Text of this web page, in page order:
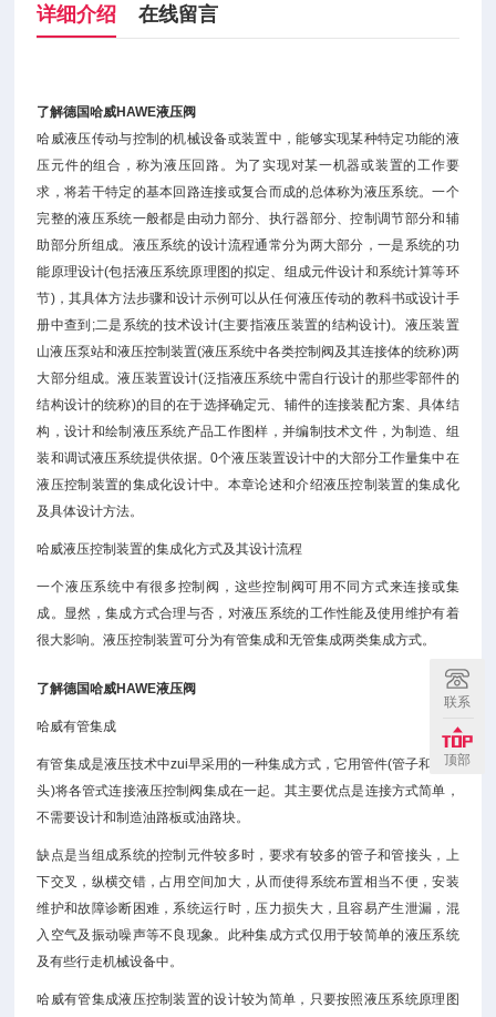
详细介绍 在线留言
了解德国哈威HAWE液压阀
哈威液压传动与控制的机械设备或装置中，能够实现某种特定功能的液
压元件的组合，称为液压回路。为了实现对某一机器或装置的工作要
求，将若干特定的基本回路连接或复合而成的总体称为液压系统。一个
完整的液压系统一般都是由动力部分、执行器部分、控制调节部分和辅
助部分所组成。液压系统的设计流程通常分为两大部分，一是系统的功
能原理设计(包括液压系统原理图的拟定、组成元件设计和系统计算等环
节)，其具体方法步骤和设计示例可以从任何液压传动的教科书或设计手
册中查到;二是系统的技术设计(主要指液压装置的结构设计)。液压装置
山液压泵站和液压控制装置(液压系统中各类控制阀及其连接体的统称)两
大部分组成。液压装置设计(泛指液压系统中需自行设计的那些零部件的
结构设计的统称)的目的在于选择确定元、辅件的连接装配方案、具体结
构，设计和绘制液压系统产品工作图样，并编制技术文件，为制造、组
装和调试液压系统提供依据。0个液压装置设计中的大部分工作量集中在
液压控制装置的集成化设计中。本章论述和介绍液压控制装置的集成化
及具体设计方法。
哈威液压控制装置的集成化方式及其设计流程
一个液压系统中有很多控制阀，这些控制阀可用不同方式来连接或集
成。显然，集成方式合理与否，对液压系统的工作性能及使用维护有着
很大影响。液压控制装置可分为有管集成和无管集成两类集成方式。
了解德国哈威HAWE液压阀
哈威有管集成
有管集成是液压技术中zui早采用的一种集成方式，它用管件(管子和管接
头)将各管式连接液压控制阀集成在一起。其主要优点是连接方式简单，
不需要设计和制造油路板或油路块。
缺点是当组成系统的控制元件较多时，要求有较多的管子和管接头，上
下交叉，纵横交错，占用空间加大，从而使得系统布置相当不便，安装
维护和故障诊断困难，系统运行时，压力损失大，且容易产生泄漏，混
入空气及振动噪声等不良现象。此种集成方式仅用于较简单的液压系统
及有些行走机械设备中。
哈威有管集成液压控制装置的设计较为简单，只要按照液压系统原理图
联系
顶部